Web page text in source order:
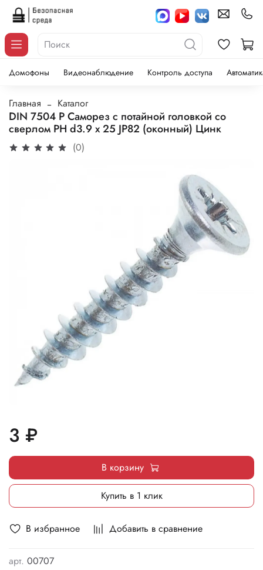
Домофоны Видеонаблюдение Контроль доступа
Главная Каталог
DIN 7504 P Саморез с потайной головкой со
сверлом PH d3.9 x 25 JP82 (оконный) Цинк
(0)
В избранное Добавить в сравнение
арт. 00707
3 ₽
В корзину
Купить в 1 клик